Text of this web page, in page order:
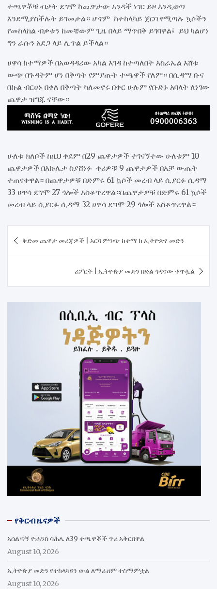
ተጫዋቾቹ ብቃት ደግሞ ከጨዋታው አንዳች ነገር ይዞ እንዲወጣ
እንደሚያስችሉት ይገመታል። ሆኖም ከተከላካይ ጀርባ የሚጣሉ ኳሶችን
የመከላከል ብቃቱን ከመቼውም ጊዜ በላይ ማጥበቅ ይገባዋል፤ ይህ ካልሆነ
ግን ራሱን አደጋ ላይ ሊጥል ይችላል።
ሀዋሳ ከተማዎች በአወዳዳሪው አካል እገዳ ከተጣለበት እስራኤል እሸቱ
ውጭ በጉዳትም ሆነ በቅጣት የምያጡት ተጫዋች የለም። በሲዳማ ቡና
በኩል ብርሀኑ በቀለ በቅጣት ካለመኖሩ በቀር ሁሉም የቡድኑ አባላት ለነገው
ጨዋታ ዝግጁ ናቸው።
ሁለቱ ክለቦች ከዚህ ቀደም በ29 ጨዋታዎች ተገናኝተው ሁለቱም 10
ጨዋታዎች በእኩሌታ ስያሸነፉ ቀሪዎቹ 9 ጨዋታዎች በአቻ ውጤት
ተጠናቀዋል። በጨዋታዎቹ በድምሩ 61 ኳሶች መረብ ላይ ሲያርፉ ሲዳማ
33 ሀዋሳ ደግሞ 27 ጎሎች አስቆጥረዋል።በጨዋታዎቹ በድምሩ 61 ኳሶች
መረብ ላይ ሲያርፉ ሲዳማ 32 ሀዋሳ ደግሞ 29 ጎሎች አስቆጥረዋል።
navigation
ቅድመ ጨዋታ መረጃዎች | አርባ ምንጭ ከተማ ከ ኢትዮጵየ መድን
ሪፖርት | ኢትዮጵያ መድን በድል ጎዳናው ቀጥሏል
የቅርብ ዜናዎች
አሰልጣኝ ዮሐንስ ሳሕሌ ለ39 ተጫዋቾች ጥሪ አቅርበዋል
August 10, 2026
ኢትዮጵያ መድን የተከላካዩን ውል ለማራዘም ተስማምቷል
August 10, 2026